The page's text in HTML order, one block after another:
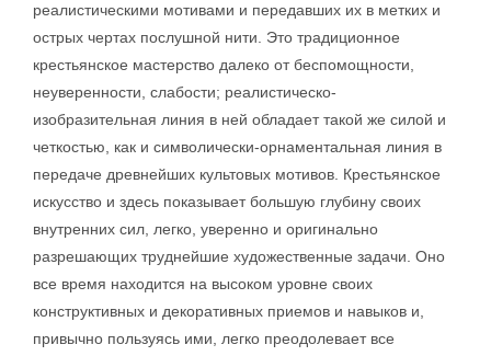
реалистическими мотивами и передавших их в метких и
острых чертах послушной нити. Это традиционное
крестьянское мастерство далеко от беспомощности,
неуверенности, слабости; реалистическо-
изобразительная линия в ней обладает такой же силой и
четкостью, как и символически-орнаментальная линия в
передаче древнейших культовых мотивов. Крестьянское
искусство и здесь показывает большую глубину своих
внутренних сил, легко, уверенно и оригинально
разрешающих труднейшие художественные задачи. Оно
все время находится на высоком уровне своих
конструктивных и декоративных приемов и навыков и,
привычно пользуясь ими, легко преодолевает все